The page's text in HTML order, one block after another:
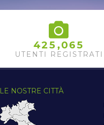
425 ,065
UTENTI REGISTRATI
LE NOSTRE CITTÀ